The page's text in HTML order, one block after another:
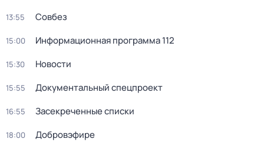
13:55 Совбез
15:00 Информационная программа 112
15:30 Новости
15:55 Документальный спецпроект
16:55 Заcекрeченные списки
18:00 Добровэфире